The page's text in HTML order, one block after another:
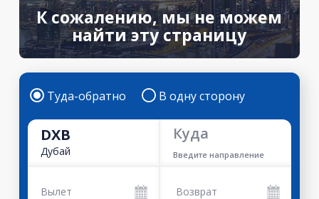
К сожалению, мы не можем
найти эту страницу
Туда-обратно В одну сторону
DXB
Дубай
Куда
Введите направление
Вылет Возврат